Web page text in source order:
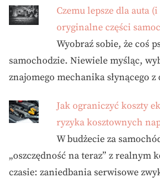
Czemu lepsze dla auta
oryginalne części
Wyobraź sobie, że coś
samochodzie. Niewiele myśląc,
znajomego mechanika słynącego
Jak ograniczyć koszty
ryzyka kosztownych
W budżecie za
„oszczędność na teraz” z realnym
czasie: zaniedbania serwisowe